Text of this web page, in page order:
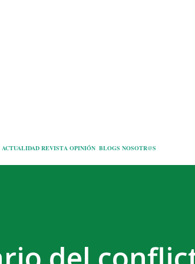
ACTUALIDAD REVISTA OPINIÓN BLOGS NOSOTR@S